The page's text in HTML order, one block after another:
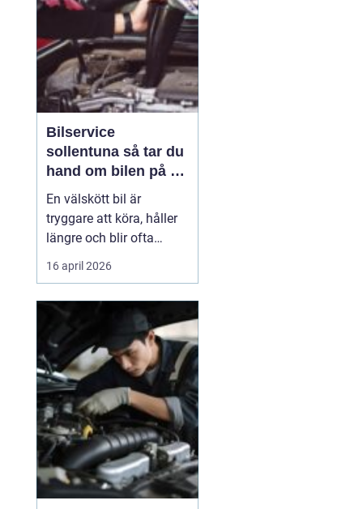
vardagen att fungera,
Bilservice
sollentuna så tar du
hand om bilen på ett
smart sätt
En välskött bil är
tryggare att köra, håller
längre och blir ofta
billigare i längden. För
många bilägare i
service inte bara om att
följa serviceboken, utan
om att kunna lita på
bilen varje dag oavsett
om den rullar till jobbet,
...
16 april 2026